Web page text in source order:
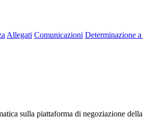
Allegati Comunicazioni Determinazione
sulla piattaforma di negoziazione